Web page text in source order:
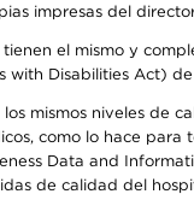
impresas del
el mismo y
with Disabilities Act)
mismos niveles de
como lo hace
Data and
de calidad del